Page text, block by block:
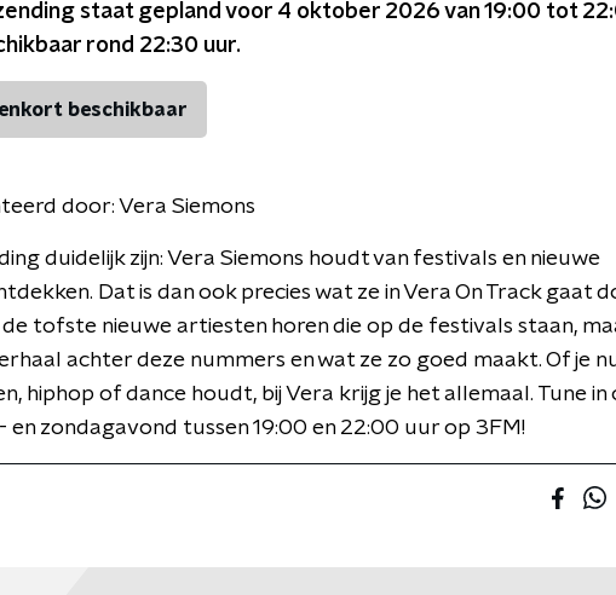
staat gepland voor 4 oktober 2026 van 19:00 tot
rond 22:30 uur.
beschikbaar
door: Vera Siemons
duidelijk zijn: Vera Siemons houdt van festivals en nieuwe
Dat is dan ook precies wat ze in Vera On Track gaat
de tofste nieuwe artiesten horen die op de festivals staan,
achter deze nummers en wat ze zo goed maakt. Of je
hiphop of dance houdt, bij Vera krijg je het allemaal. Tune in
en zondagavond tussen 19:00 en 22:00 uur op 3FM!